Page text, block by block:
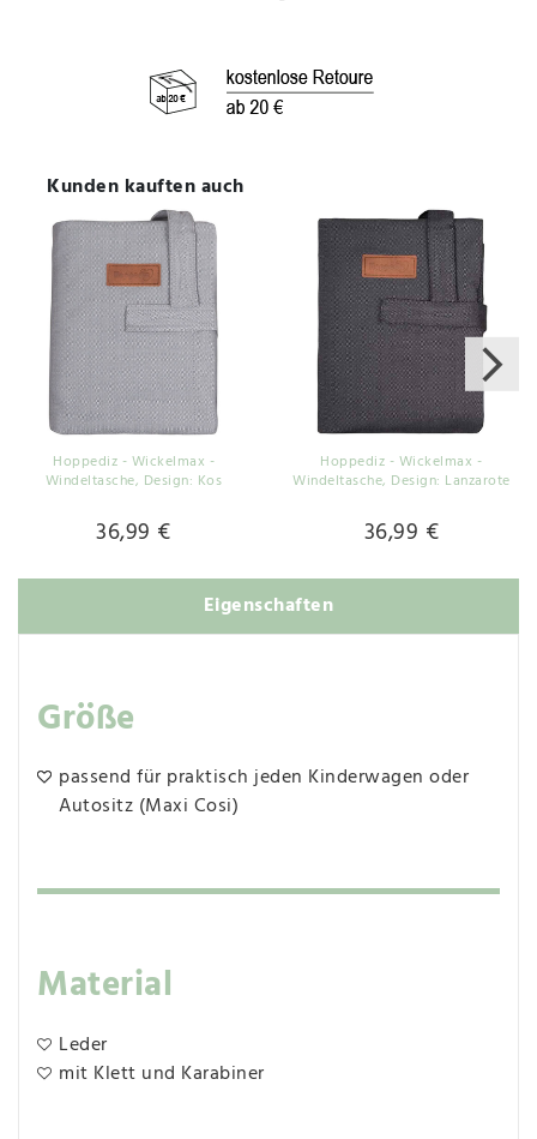
Kunden kauften auch
Hoppediz - Wickelmax -
Windeltasche, Design: Kos
36,99 €
Hoppediz - Wickelmax -
Windeltasche, Design: Lanzarote
36,99 €
Eigenschaften
Größe
passend für praktisch jeden Kinderwagen oder
Autositz (Maxi Cosi)
Material
Leder
mit Klett und Karabiner